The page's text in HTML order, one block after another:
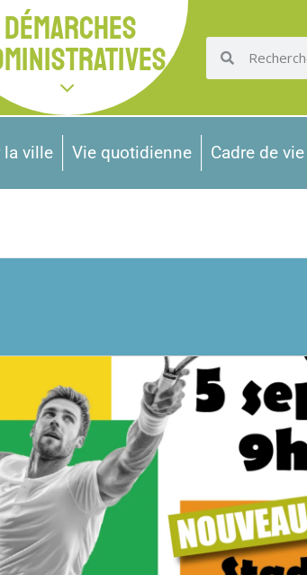
DÉMARCHES
la ville Vie quotidienne Cadre de vie